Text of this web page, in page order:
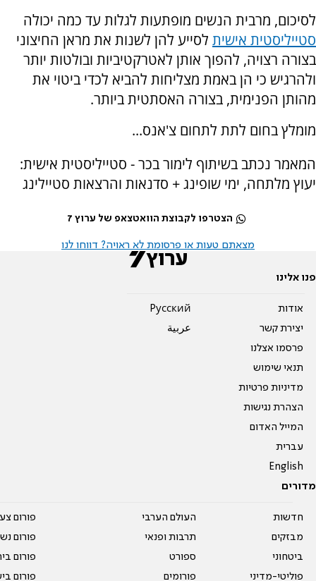
לסיכום, מרבית הנשים מופתעות לגלות עד כמה יכולה
סטייליסטית אישית לסייע להן לשנות את מראן החיצוני
בצורה רצויה, להפוך אותן לאטרקטיביות ובולטות יותר
ולהרגיש כי הן באמת מצליחות להביא לכדי ביטוי את
מהותן הפנימית, בצורה האסתטית ביותר.
מומלץ בחום לתת לתחום צ'אנס...
המאמר נכתב בשיתוף לימור בכר - סטייליסטית אישית:
יעוץ מלתחה, ימי שופינג + סדנאות והרצאות סטיילינג
הצטרפו לקבוצת הוואטצאפ של ערוץ 7
מצאתם טעות או פרסומת לא ראויה? דווחו לנו
פנו אלינו
אודות
יצירת קשר
פרסמו אצלנו
תנאי שימוש
מדיניות פרטיות
הצהרת נגישות
המייל האדום
עברית
English
Pусский
عربية
מדורים
חדשות
מבזקים
ביטחוני
פוליטי-מדיני
העולם הערבי
תרבות ופנאי
ספורט
פורומים
פורום
פורום
פורום
פורום